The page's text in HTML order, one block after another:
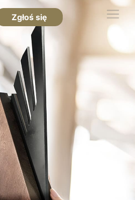
Zgłoś się